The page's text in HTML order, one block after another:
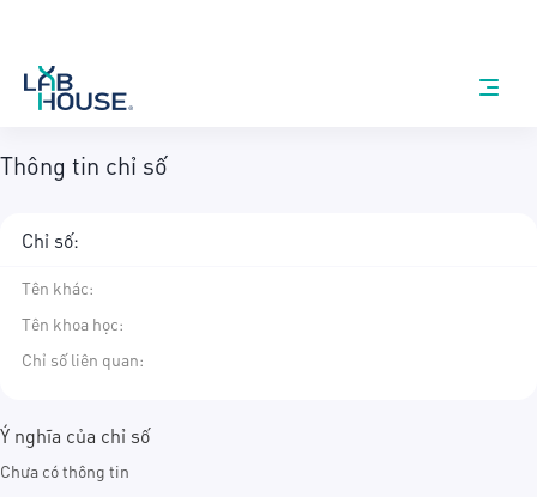
Thông tin chỉ số
Chỉ số:
Tên khác:
Tên khoa học:
Chỉ số liên quan:
Ý nghĩa của chỉ số
Chưa có thông tin